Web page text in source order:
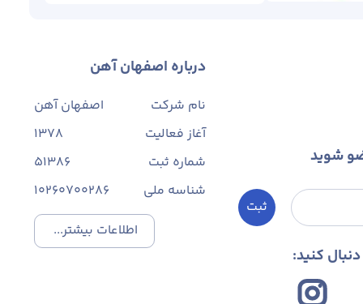
شوید
ثبت
کنید:
درباره اصفهان آهن
نام شرکت
اصفهان آهن
آغاز فعالیت
1378
شماره ثبت
۵۱۳۸۶
شناسه ملی
10260700286
اطلاعات بیشتر...